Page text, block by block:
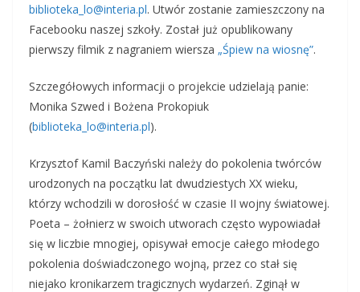
biblioteka_lo@interia.pl. Utwór zostanie zamieszczony na
Facebooku naszej szkoły. Został już opublikowany
pierwszy filmik z nagraniem wiersza „Śpiew na wiosnę”.
Szczegółowych informacji o projekcie udzielają panie:
Monika Szwed i Bożena Prokopiuk
(biblioteka_lo@interia.pl).
Krzysztof Kamil Baczyński należy do pokolenia twórców
urodzonych na początku lat dwudziestych XX wieku,
którzy wchodzili w dorosłość w czasie II wojny światowej.
Poeta – żołnierz w swoich utworach często wypowiadał
się w liczbie mnogiej, opisywał emocje całego młodego
pokolenia doświadczonego wojną, przez co stał się
niejako kronikarzem tragicznych wydarzeń. Zginął w